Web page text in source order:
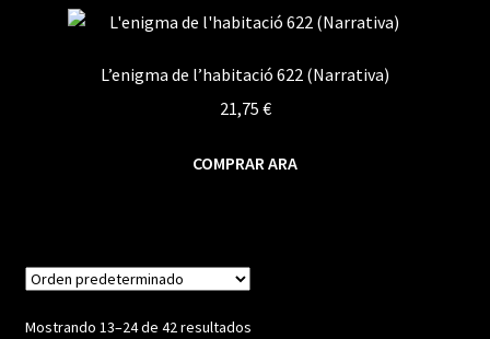
L’enigma de l’habitació 622 (Narrativa)
21,75 €
COMPRAR ARA
Mostrando 13–24 de 42 resultados